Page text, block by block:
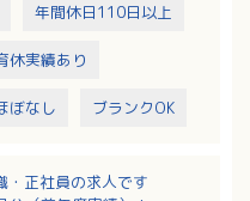
年間休日110日以上
休実績あり
ぼなし ブランクOK
・正社員の求人です